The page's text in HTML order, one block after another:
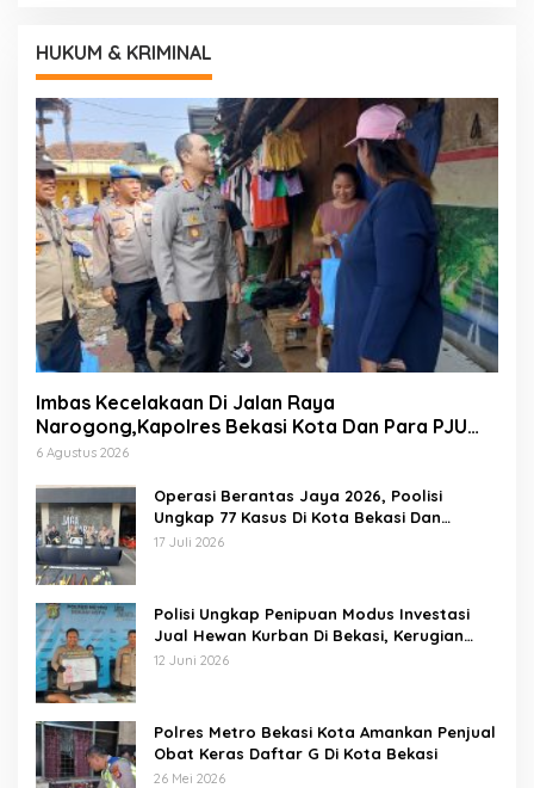
HUKUM & KRIMINAL
Imbas Kecelakaan Di Jalan Raya
Narogong,Kapolres Bekasi Kota Dan Para PJU
Tinjau TPST Bantargebang
6 Agustus 2026
Operasi Berantas Jaya 2026, Poolisi
Ungkap 77 Kasus Di Kota Bekasi Dan
Amankan 69 Pelaku
17 Juli 2026
Polisi Ungkap Penipuan Modus Investasi
Jual Hewan Kurban Di Bekasi, Kerugian
Hampir 1 Miliar
12 Juni 2026
Polres Metro Bekasi Kota Amankan Penjual
Obat Keras Daftar G Di Kota Bekasi
26 Mei 2026